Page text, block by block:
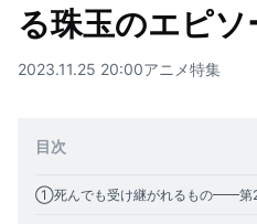
る珠玉のエピ
2023.11.25 20:00アニメ特集
目次
①死んでも受け継がれるもの━━第2